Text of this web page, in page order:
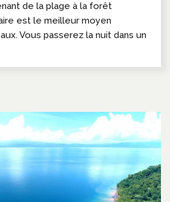
de la plage à la forêt
est le meilleur moyen
Vous passerez la nuit dans un